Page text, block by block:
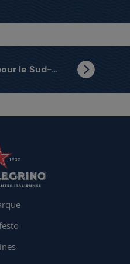
Tarun Bhatia remporte le défi pour le Sud-est asiatique